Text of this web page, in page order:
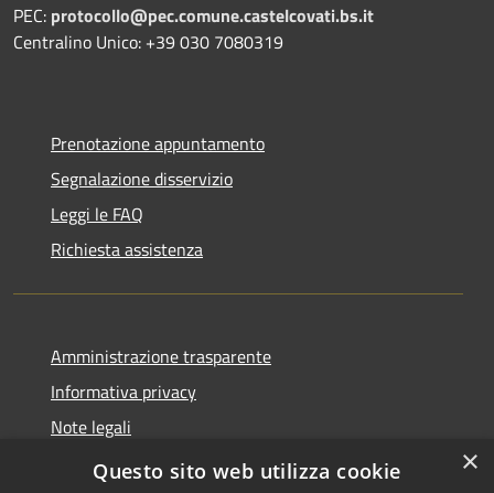
PEC: protocollo@pec.comune.castelcovati.bs.it
Centralino Unico: +39 030 7080319
Prenotazione appuntamento
Segnalazione disservizio
Leggi le FAQ
Richiesta assistenza
Amministrazione trasparente
Informativa privacy
Note legali
Dichiarazione di accessibilità
×
Questo sito web utilizza cookie